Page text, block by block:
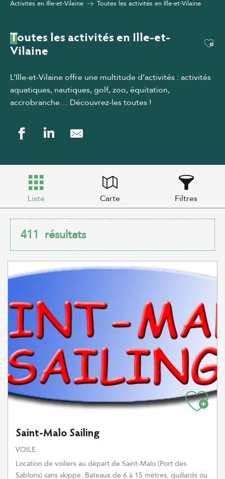
Activités en Ille-et-Vilaine
Toutes les activités en Ille-et-Vilaine
Toutes les activités en Ille-et-
Vilaine
L’Ille-et-Vilaine offre une multitude d’activités : activités
aquatiques, nautiques, golf, zoo, équitation,
accrobranche… Découvrez-les toutes !
Liste Carte Filtres
411 résultats
Saint-Malo Sailing
VOILE
Location de voiliers au départ de Saint-Malo (Port des
Sablons) sans skippe. Bateaux de 6 à 15 mètres, quillards ou